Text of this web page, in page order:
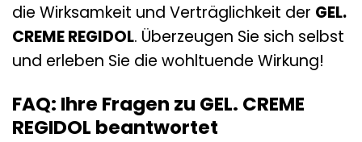
die Wirksamkeit und Verträglichkeit der GEL.
CREME REGIDOL. Überzeugen Sie sich selbst
und erleben Sie die wohltuende Wirkung!
FAQ: Ihre Fragen zu GEL. CREME
REGIDOL beantwortet